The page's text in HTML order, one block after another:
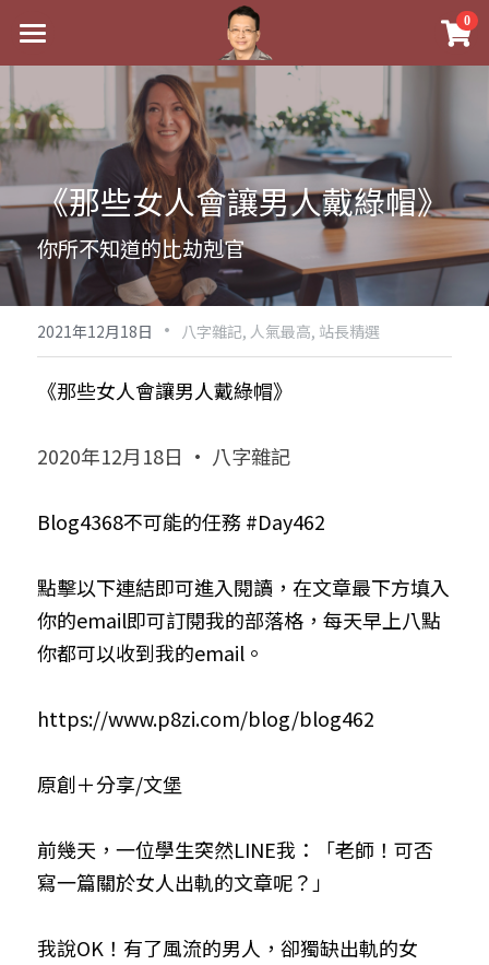
0
最新消息
關於我
實體經營
祖傳命理
手工印鑑
課程介紹
五行八字學
後天派陽宅
Blog
黃金會員專區
八字雜記
站長精選
臉書生活
好書推廌
試閱專區
Podcast聽書
陽宅視頻
線上直播
自我挑戰
線上學苑
八字進階班
八字中階班
八字高階班
五行計算初階班
五行計算高階班
團隊訓練營
《十神高階實戰錄》完整典藏版
科學八字推理PDF
八字批命
科學八字推理1
科學八字推理2
科學八字推理3
輕鬆學會科學八字推理
與我預約
批命預約
上課預約
FB粉絲頁
登錄/註冊
搜索
support@p8zicourse.com
《那些女人會讓男人戴綠帽》
你所不知道的比劫剋官
2021年12月18日 · 八字雜記, 人氣最高, 站長精選
《那些女人會讓男人戴綠帽》
2020年12月18日 · 八字雜記
Blog4368不可能的任務 #Day462
點擊以下連結即可進入閱讀，在文章最下方填入
你的email即可訂閱我的部落格，每天早上八點
你都可以收到我的email。
https://www.p8zi.com/blog/blog462
原創＋分享/文堡
前幾天，一位學生突然LINE我：「老師！可否
寫一篇關於女人出軌的文章呢？」
我說OK！有了風流的男人，卻獨缺出軌的女
×
商品分類
八字線上完整班
科學八字推理PDF
《十神高階實戰錄》完整典藏版
1美元超值PDF
八字線上批命
小兒命名